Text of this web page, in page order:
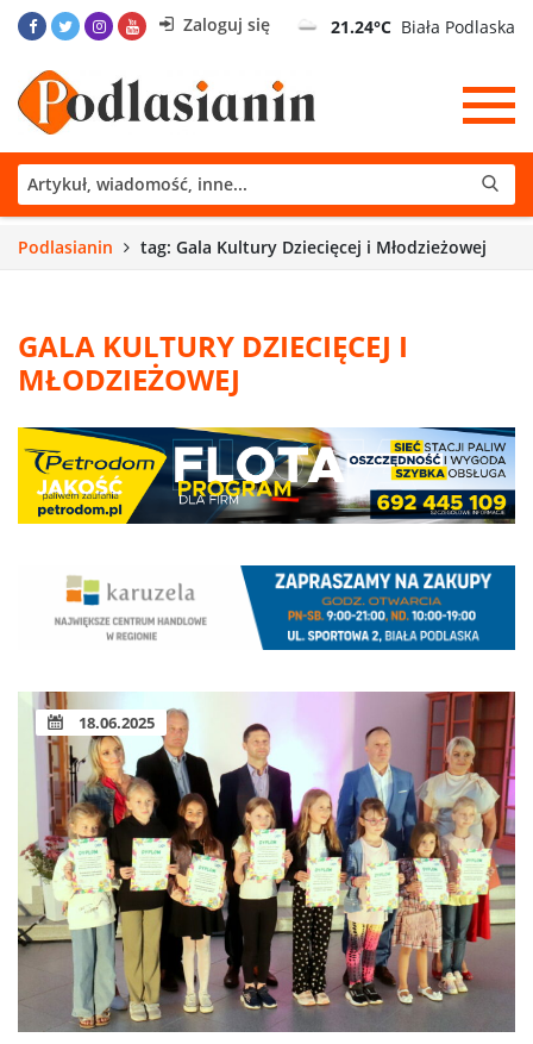
Zaloguj się 21.24°C Biała Podlaska
Podlasianin tag: Gala Kultury Dziecięcej i Młodzieżowej
GALA KULTURY DZIECIĘCEJ I
MŁODZIEŻOWEJ
18.06.2025